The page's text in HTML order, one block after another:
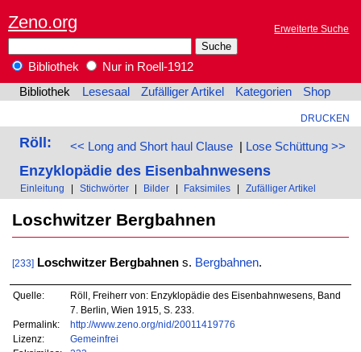
Zeno.org Erweiterte Suche
Bibliothek
Nur in Roell-1912
Bibliothek
Lesesaal Zufälliger Artikel Kategorien Shop
DRUCKEN
<< Long and Short haul Clause| Lose Schüttung >>
Röll:
Enzyklopädie des Eisenbahnwesens
Einleitung | Stichwörter | Bilder | Faksimiles | Zufälliger Artikel
Loschwitzer Bergbahnen
[233] Loschwitzer Bergbahnens. Bergbahnen.
Quelle:
Röll, Freiherr von: Enzyklopädie des Eisenbahnwesens, Band
7. Berlin, Wien 1915, S. 233.
Permalink:
http://www.zeno.org/nid/20011419776
Lizenz:
Gemeinfrei